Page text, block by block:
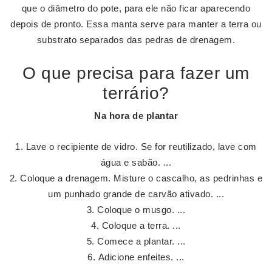
que o diâmetro do pote, para ele não ficar aparecendo
depois de pronto. Essa manta serve para manter a terra ou
substrato separados das pedras de drenagem.
O que precisa para fazer um
terrário?
Na hora de plantar
Lave o recipiente de vidro. Se for reutilizado, lave com
água e sabão. ...
Coloque a drenagem. Misture o cascalho, as pedrinhas e
um punhado grande de carvão ativado. ...
Coloque o musgo. ...
Coloque a terra. ...
Comece a plantar. ...
Adicione enfeites. ...